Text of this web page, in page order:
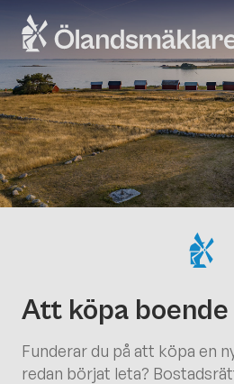
Att köpa boende
Funderar du på att köpa en
redan börjat leta?